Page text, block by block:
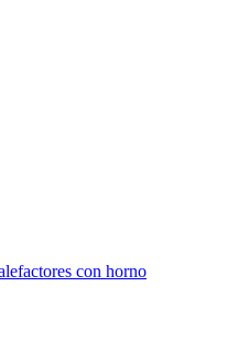
con horno